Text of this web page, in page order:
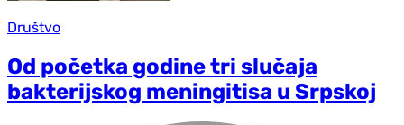
Društvo
Od početka godine tri slučaja
bakterijskog meningitisa u Srpskoj